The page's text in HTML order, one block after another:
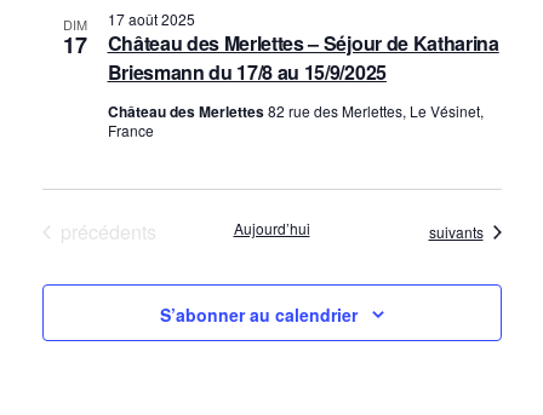
h
r
e
e
t
g
t
o
n
d
DIM
17
Château des Merlettes – Séjour de Katharina
Briesmann du 17/8 au 15/9/2025
17 août 2025
Château des Merlettes82 rue des Merlettes, Le Vésinet,
France
Évènements
précédents Aujourd’hui Évènements
suivants
S’abonner au calendrier